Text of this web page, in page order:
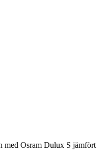
med Osram Dulux S jämfört